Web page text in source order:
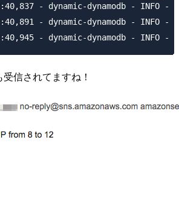
- dynamic-dynamodb -
- dynamic-dynamodb -
信されてますね！